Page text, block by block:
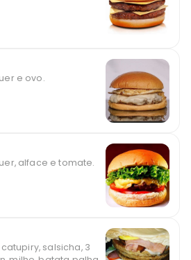
e ovo.
alface e tomate.
salsicha, 3